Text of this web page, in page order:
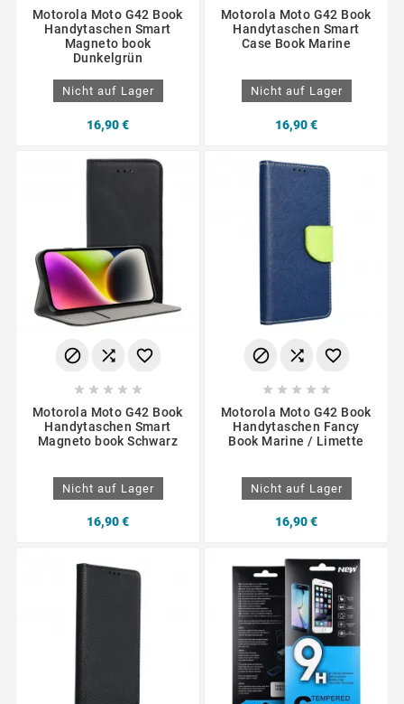
Motorola Moto G42 Book
Handytaschen Smart
Magneto book
Dunkelgrün
Nicht auf Lager
16,90 €
Motorola Moto G42 Book
Handytaschen Smart
Case Book Marine
Nicht auf Lager
16,90 €
  
    
Motorola Moto G42 Book
Handytaschen Smart
Magneto book Schwarz
Nicht auf Lager
16,90 €
  
    
Motorola Moto G42 Book
Handytaschen Fancy
Book Marine / Limette
Nicht auf Lager
16,90 €